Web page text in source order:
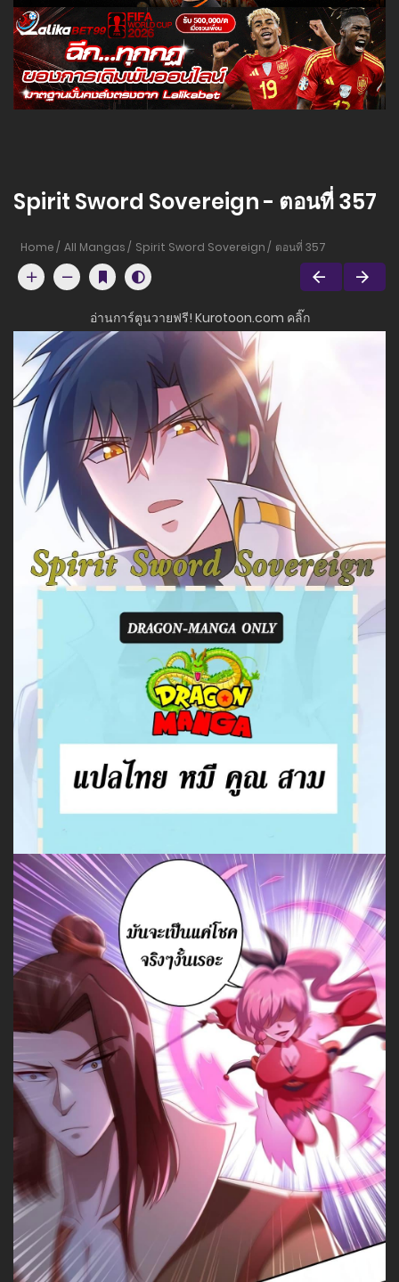
Spirit Sword Sovereign - ตอนที่ 357
Home All Mangas Spirit Sword Sovereign ตอนที่ 357
อ่านการ์ตูนวายฟรี! Kurotoon.com คลิ๊ก